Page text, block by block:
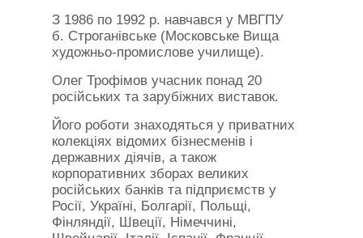
З 1986 по 1992 р. навчався у МВГПУ
б. Строганівське (Московське Вища
художньо-промислове училище).
Олег Трофімов учасник понад 20
російських та зарубіжних виставок.
Його роботи знаходяться у приватних
колекціях відомих бізнесменів і
державних діячів, а також
корпоративних зборах великих
російських банків та підприємств у
Росії, Україні, Болгарії, Польщі,
Фінляндії, Швеції, Німеччині,